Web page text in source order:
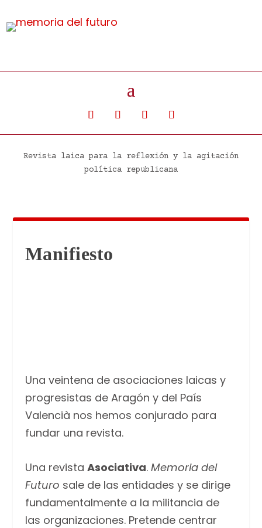
Revista laica para la reflexión y la agitación
política republicana
Manifiesto
Una veintena de asociaciones laicas y
progresistas de Aragón y del País
Valencià nos hemos conjurado para
fundar una revista.
Una revista Asociativa. Memoria del
Futuro sale de las entidades y se dirige
fundamentalmente a la militancia de
las organizaciones. Pretende centrar